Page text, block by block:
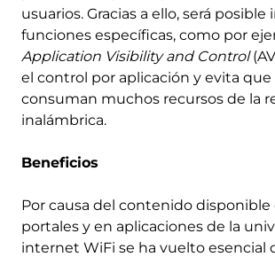
usuarios. Gracias a ello, será
funciones específicas, como por
Application Visibility and Control
el control por aplicación y evita que
consuman muchos recursos de la
inalámbrica.
Beneficios
Por causa del contenido disponible
portales y en aplicaciones de la
internet WiFi se ha vuelto esencial